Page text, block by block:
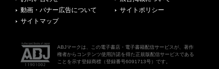
動画・バナー広告について
サイトポリシー
サイトマップ
ABJマークは、この電子書店・電子書籍配信サービスが、著作
権者からコンテンツ使用許諾を得た正規版配信サービスである
ことを示す登録商標（登録番号6091713号）です。